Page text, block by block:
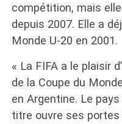
compétition, mais
depuis 2007. Elle a
Monde U-20 en 2001.
« La FIFA a le plaisir
de la Coupe du
en Argentine. Le
titre ouvre ses